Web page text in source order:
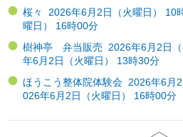
桜々 2026年6月2日（火曜日） 10
曜日） 16時00分
樹神亭 弁当販売 2026年6月2日（
年6月2日（火曜日） 13時30分
ほうこう整体院体験会 2026年6月
026年6月2日（火曜日） 16時00分